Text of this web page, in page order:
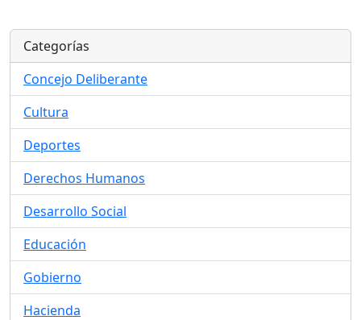
Categorías
Concejo Deliberante
Cultura
Deportes
Derechos Humanos
Desarrollo Social
Educación
Gobierno
Hacienda